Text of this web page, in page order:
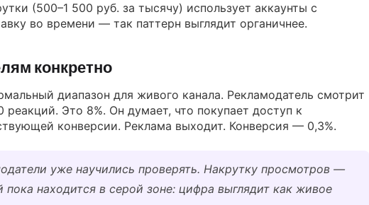
(500–1 500 руб. за тысячу) использует аккаунты с
во времени — так паттерн выглядит органичнее.
конкретно
диапазон для живого канала. Рекламодатель смотрит
Это 8%. Он думает, что покупает доступ к
конверсии. Реклама выходит. Конверсия — 0,3%.
уже научились проверять. Накрутку просмотров —
находится в серой зоне: цифра выглядит как живое